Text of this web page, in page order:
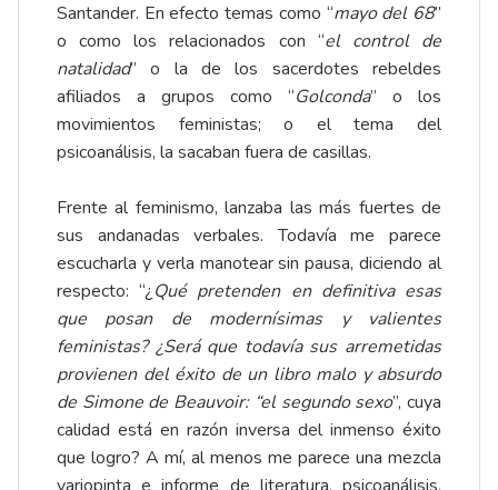
Santander. En efecto temas como “mayo del 68”
o como los relacionados con “el control de
natalidad” o la de los sacerdotes rebeldes
afiliados a grupos como “Golconda” o los
movimientos feministas; o el tema del
psicoanálisis, la sacaban fuera de casillas.
Frente al feminismo, lanzaba las más fuertes de
sus andanadas verbales. Todavía me parece
escucharla y verla manotear sin pausa, diciendo al
respecto: “¿ Qué pretenden en definitiva esas
que posan de modernísimas y valientes
feministas? ¿Será que todavía sus arremetidas
provienen del éxito de un libro malo y absurdo
de Simone de Beauvoir: “el segundo sexo”, cuya
calidad está en razón inversa del inmenso éxito
que logro? A mí, al menos me parece una mezcla